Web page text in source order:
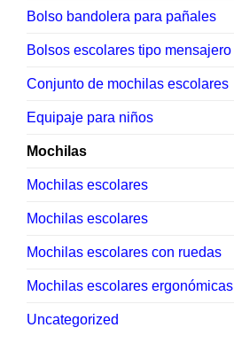
Bolso bandolera para pañales
Bolsos escolares tipo mensajero
Conjunto de mochilas escolares
Equipaje para niños
Mochilas
Mochilas escolares
Mochilas escolares
Mochilas escolares con ruedas
Mochilas escolares ergonómicas
Uncategorized